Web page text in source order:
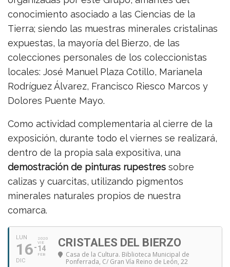
conocimiento asociado a las Ciencias de la
Tierra; siendo las muestras minerales cristalinas
expuestas, la mayoría del Bierzo, de las
colecciones personales de los coleccionistas
locales: José Manuel Plaza Cotillo, Marianela
Rodríguez Álvarez, Francisco Riesco Marcos y
Dolores Puente Mayo.
Como actividad complementaria al cierre de la
exposición, durante todo el viernes se realizará,
dentro de la propia sala expositiva, una
demostración de pinturas rupestres sobre
calizas y cuarcitas, utilizando pigmentos
minerales naturales propios de nuestra
comarca.
LUN
16
DIC
2020
VIE
14
FEB
CRISTALES DEL BIERZO
Casa de la Cultura. Biblioteca Municipal de
Ponferrada, C/ Gran Vía Reino de León, 22